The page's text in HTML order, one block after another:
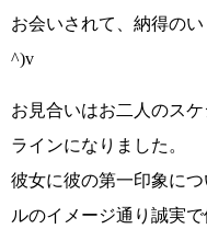
お会いされて、 納得の
^)v
お見合いはお二人のス
ラインになりました。
彼女に彼の第一印象につ
ルのイメージ通り誠実